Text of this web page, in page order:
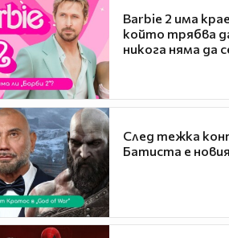
Barbie 2 има
който трябва
никога няма да
След тежка
Батиста е